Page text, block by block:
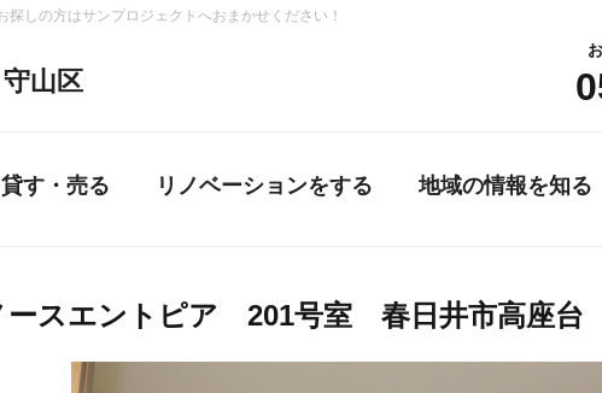
しの方はサンプロジェクトへおまかせください！
守山区
す・売る リノベーションをする 地域の情報を知る
ースエントピア 201号室 春日井市高座台